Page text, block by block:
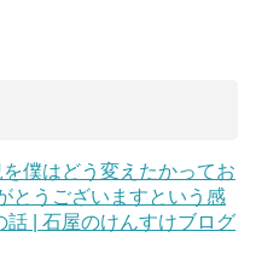
僕はどう変えたかってお
とうございますという感
話 | 石屋のけんすけブログ